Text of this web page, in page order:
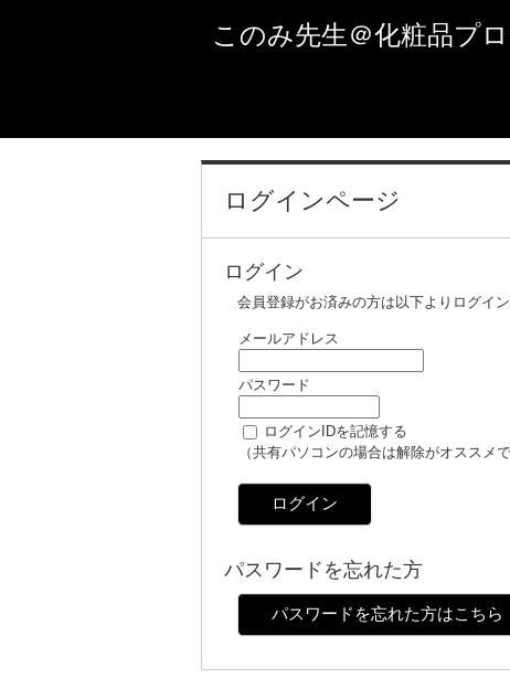
このみ先生＠化粧品プ
ログインページ
ログイン
会員登録がお済みの方は以下よりログイン
メールアドレス
パスワード
ログインIDを記憶する
（共有パソコンの場合は解除がオススメで
ログイン
パスワードを忘れた方
パスワードを忘れた方はこちら